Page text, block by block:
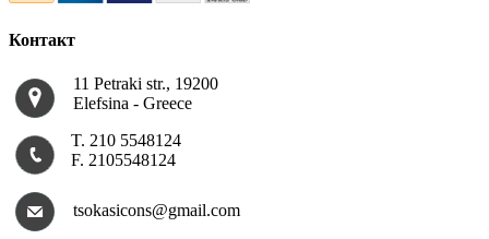
Контакт
11 Petraki str., 19200
Εlefsina - Greece
Τ. 210 5548124
F. 2105548124
tsokasicons@gmail.com